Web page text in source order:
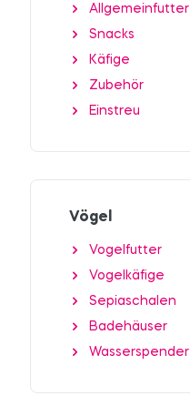
Allgemeinfutter
Snacks
Käfige
Zubehör
Einstreu
Vögel
Vogelfutter
Vogelkäfige
Sepiaschalen
Badehäuser
Wasserspender